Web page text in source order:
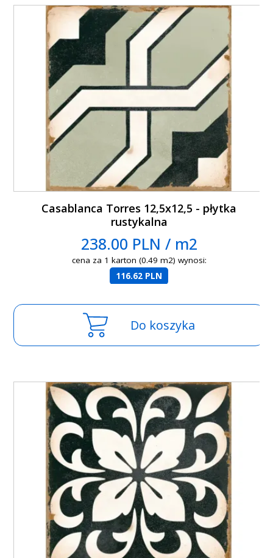
Casablanca Torres 12,5x12,5 - płytka
rustykalna
238.00 PLN / m2
cena za 1 karton (0.49 m2) wynosi:
116.62 PLN
Do koszyka